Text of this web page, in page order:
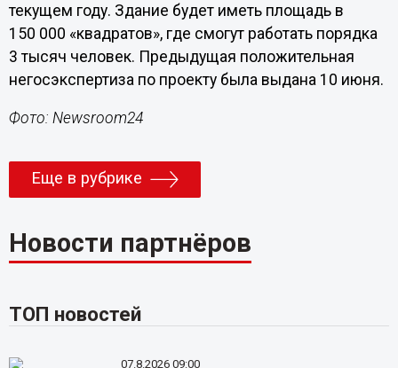
текущем году. Здание будет иметь площадь в
150 000 «квадратов», где смогут работать порядка
3 тысяч человек. Предыдущая положительная
негосэкспертиза по проекту была выдана 10 июня.
Фото: Newsroom24
Еще в рубрике
Новости партнёров
ТОП новостей
07.8.2026 09:00